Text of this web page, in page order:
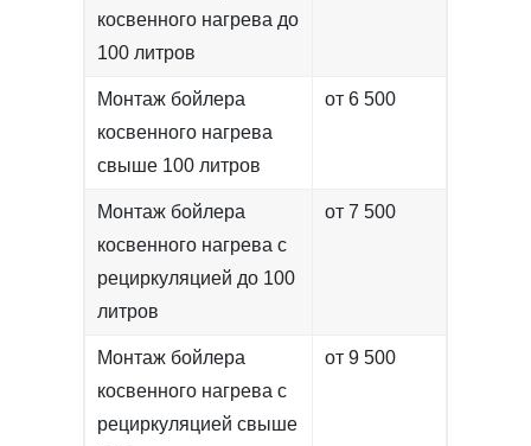
косвенного нагрева до
100 литров
Монтаж бойлера
косвенного нагрева
свыше 100 литров
от 6 500
Монтаж бойлера
косвенного нагрева с
рециркуляцией до 100
литров
от 7 500
Монтаж бойлера
косвенного нагрева с
рециркуляцией свыше
от 9 500